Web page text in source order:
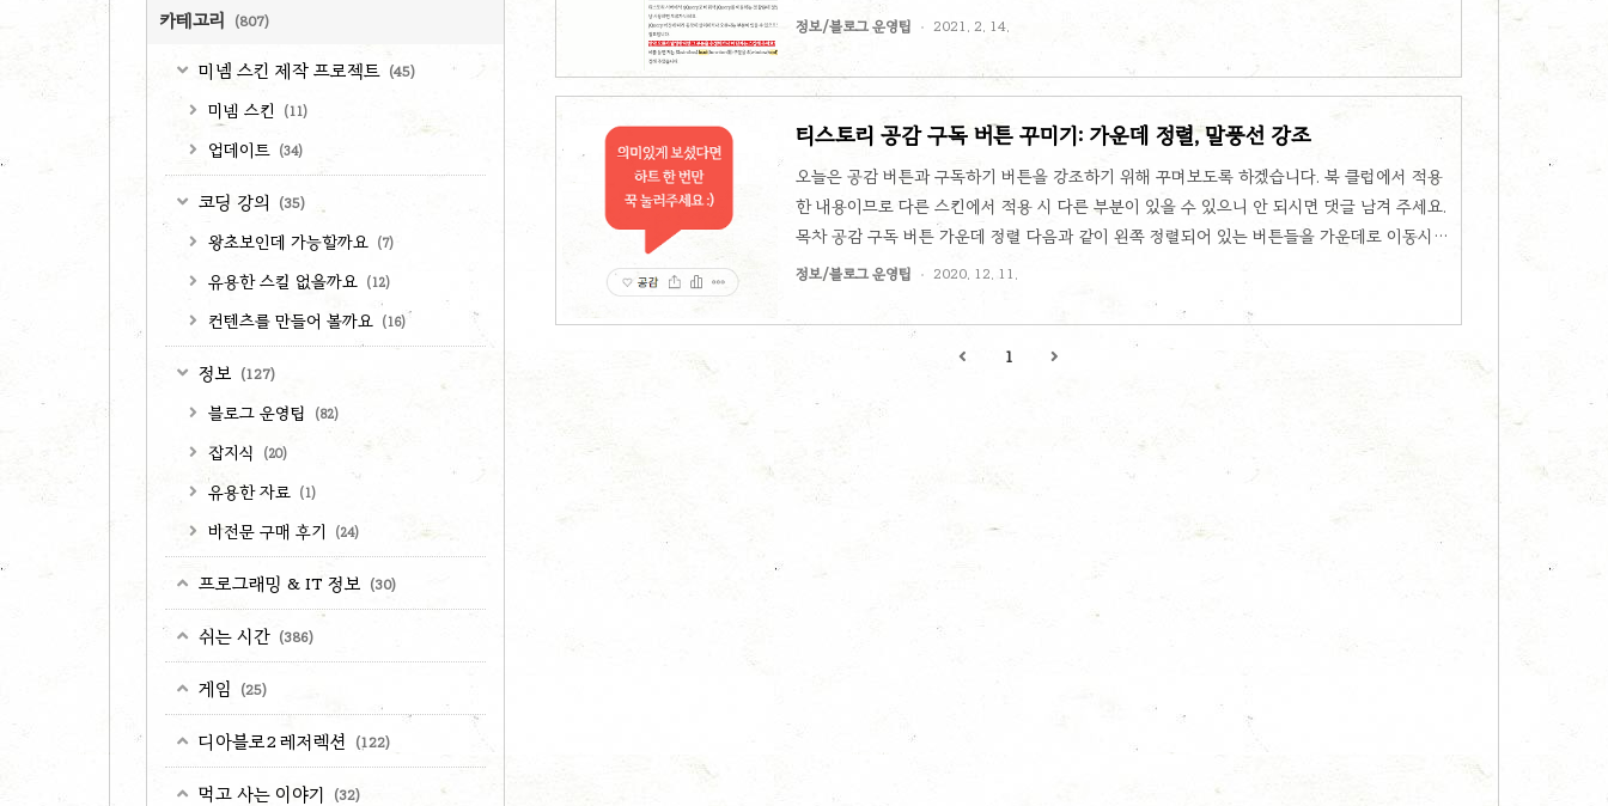
카테고리 (807)
미넴 스킨 제작 프로젝트 (45)
미넴 스킨 (11)
업데이트 (34)
코딩 강의 (35)
왕초보인데 가능할까요 (7)
유용한 스킬 없을까요 (12)
컨텐츠를 만들어 볼까요 (16)
정보 (127)
블로그 운영팁 (82)
잡지식 (20)
유용한 자료 (1)
비전문 구매 후기 (24)
프로그래밍 & IT 정보 (30)
쉬는 시간 (386)
게임 (25)
디아블로2 레저렉션 (122)
먹고 사는 이야기 (32)
니다. 잘 되시는 분은 적용하실 필요가 없습니다. 목차 자바스크립트 코드 붙여넣기 위치 관리
페이지 > 꾸미기 > 스킨 편집 으로 이동합니다. html 편집을 클릭합니다. 그럼 위외 같은
HTML 에디터가 뜨는데 여기에서 작업을 해 보겠습니다. body 태그 안쪽 제일 하단 붙여넣기
여 제목 태그로 사용된 값이 ..
정보/블로그 운영팁 2021. 2. 14.
티스토리 공감 구독 버튼 꾸미기: 가운데 정렬, 말풍선 강조
오늘은 공감 버튼과 구독하기 버튼을 강조하기 위해 꾸며보도록 하겠습니다. 북 클럽에서 적용
한 내용이므로 다른 스킨에서 적용 시 다른 부분이 있을 수 있으니 안 되시면 댓글 남겨 주세요.
목차 공감 구독 버튼 가운데 정렬 다음과 같이 왼쪽 정렬되어 있는 버튼들을 가운데로 이동시켜
보겠습니다. 관리 페이지 > 꾸미기 > 스킨 편집 으로 이동합니다. html 편집을 클릭 합니다. 그
럼 다음과 같은 HTML 에디터가 뜨는데 CSS 탭을 선택합니다. 아래 CSS코드를 붙여넣기만 해
주시면 됩니다. .container_postbtn { text-align: center; } .container_postbtn button {
vertical-align: top !important; } .container_postbtn..
정보/블로그 운영팁 2020. 12. 11.
1